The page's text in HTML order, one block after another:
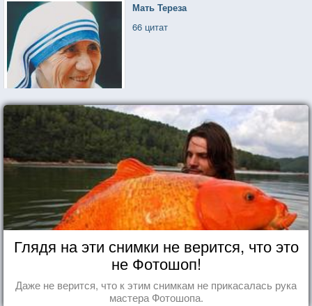
Мать Тереза
66 цитат
Глядя на эти снимки не верится, что это
не Фотошоп!
Даже не верится, что к этим снимкам не прикасалась рука
мастера Фотошопа.